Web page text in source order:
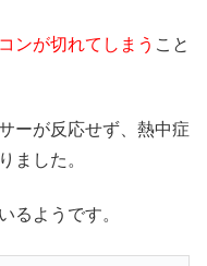
ンが切れてしまう こと
ーが反応せず、熱中症
ました。
るようです。